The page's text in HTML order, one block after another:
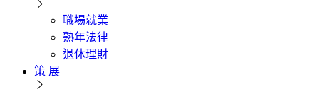
職場就業
熟年法律
退休理財
策 展